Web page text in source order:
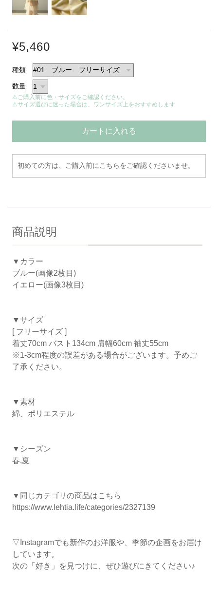
¥5,460
種類
数量
⚠ご購入前に色・サイズをご確認ください。
⚠サイズ選びに迷った場合は、ワンサイズ上をおすすめします
カートに入れる
初めての方は、ご購入前にこちらをご確認くださいませ。
商品説明
▼カラー
ブルー(画像2枚目)
イエロー(画像3枚目)
▼サイズ
[ フリーサイズ ]
着丈70cm バスト134cm 肩幅60cm 袖丈55cm
※1-3cm程度の誤差がある場合がございます。予めご
了承ください。
▼素材
綿、ポリエステル
▼シーズン
春,夏
▼同じカテゴリの商品はこちら
https://www.lehtia.life/categories/2327139
▽Instagramでも新作のお洋服や、季節の企画をお届け
しています。
次の「好き」を見つけに、ぜひ遊びにきてください♪